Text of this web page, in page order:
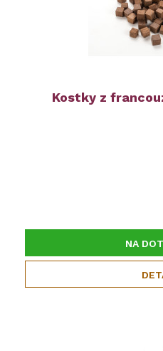
Kostky z
NA